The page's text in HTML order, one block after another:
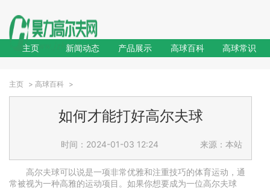
主页 新闻动态 产品展示 高球百科 高球常识
主页 > 高球百科 >
如何才能打好高尔夫球
时间：2024-01-03 12:24 来源：本站
高尔夫球可以说是一项非常优雅和注重技巧的体育运动，通
常被视为一种高雅的运动项目。如果你想要成为一位高尔夫球